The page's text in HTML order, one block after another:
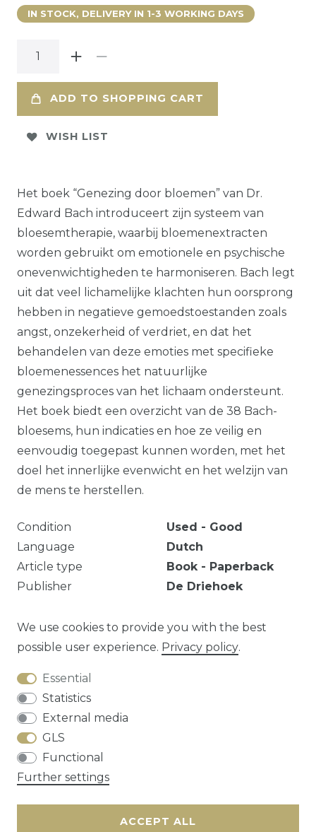
IN STOCK, DELIVERY IN 1-3 WORKING DAYS
ADD TO SHOPPING CART
WISH LIST
Het boek “Genezing door bloemen” van Dr.
Edward Bach introduceert zijn systeem van
bloesemtherapie, waarbij bloemenextracten
worden gebruikt om emotionele en psychische
onevenwichtigheden te harmoniseren. Bach legt
uit dat veel lichamelijke klachten hun oorsprong
hebben in negatieve gemoedstoestanden zoals
angst, onzekerheid of verdriet, en dat het
behandelen van deze emoties met specifieke
bloemenessences het natuurlijke
genezingsproces van het lichaam ondersteunt.
Het boek biedt een overzicht van de 38 Bach-
bloesems, hun indicaties en hoe ze veilig en
eenvoudig toegepast kunnen worden, met het
doel het innerlijke evenwicht en het welzijn van
de mens te herstellen.
Condition
Used - Good
Language
Dutch
Article type
Book - Paperback
Publisher
De Driehoek
EAN
9789060301739
Question about this article?
Cancellation rights
We use cookies to provide you with the best
possible user experience. Privacy policy.
Essential
Statistics
External media
GLS
Functional
Further settings
ACCEPT ALL